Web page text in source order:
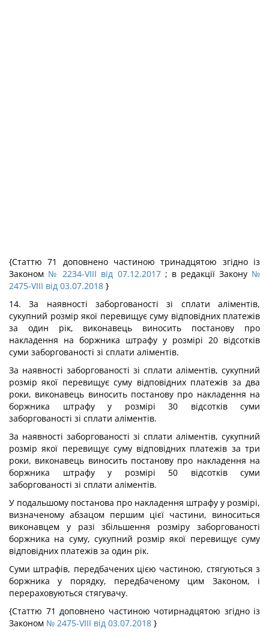
{Статтю 71 доповнено частиною тринадцятою згідно із
Законом № 2234-VIII від 07.12.2017; в редакції Закону №
2475-VIII від 03.07.2018 }
14. За наявності заборгованості зі сплати аліментів,
сукупний розмір якої перевищує суму відповідних платежів
за один рік, виконавець виносить постанову про
накладення на боржника штрафу у розмірі 20 відсотків
суми заборгованості зі сплати аліментів.
За наявності заборгованості зі сплати аліментів, сукупний
розмір якої перевищує суму відповідних платежів за два
роки, виконавець виносить постанову про накладення на
боржника штрафу у розмірі 30 відсотків суми
заборгованості зі сплати аліментів.
За наявності заборгованості зі сплати аліментів, сукупний
розмір якої перевищує суму відповідних платежів за три
роки, виконавець виносить постанову про накладення на
боржника штрафу у розмірі 50 відсотків суми
заборгованості зі сплати аліментів.
У подальшому постанова про накладення штрафу у розмірі,
визначеному абзацом першим цієї частини, виноситься
виконавцем у разі збільшення розміру заборгованості
боржника на суму, сукупний розмір якої перевищує суму
відповідних платежів за один рік.
Суми штрафів, передбачених цією частиною, стягуються з
боржника у порядку, передбаченому цим Законом, і
перераховуються стягувачу.
{Статтю 71 доповнено частиною чотирнадцятою згідно із
Законом № 2475-VIII від 03.07.2018 }